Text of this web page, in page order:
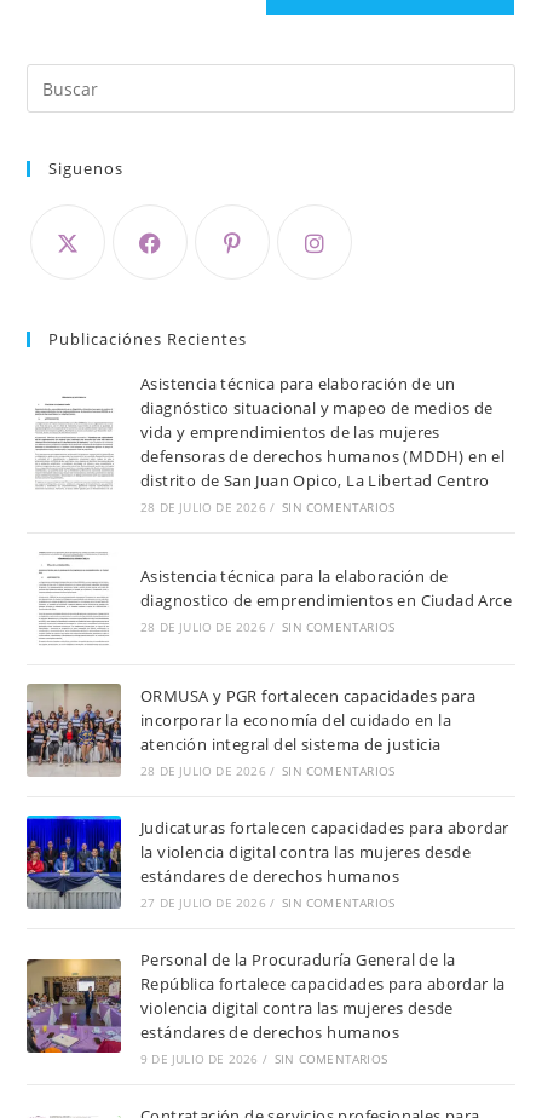
Siguenos
Publicaciónes Recientes
Asistencia técnica para elaboración de un
diagnóstico situacional y mapeo de medios de
vida y emprendimientos de las mujeres
defensoras de derechos humanos (MDDH) en el
distrito de San Juan Opico, La Libertad Centro
28 DE JULIO DE 2026 / SIN COMENTARIOS
Asistencia técnica para la elaboración de
diagnostico de emprendimientos en Ciudad Arce
28 DE JULIO DE 2026 / SIN COMENTARIOS
ORMUSA y PGR fortalecen capacidades para
incorporar la economía del cuidado en la
atención integral del sistema de justicia
28 DE JULIO DE 2026 / SIN COMENTARIOS
Judicaturas fortalecen capacidades para abordar
la violencia digital contra las mujeres desde
estándares de derechos humanos
27 DE JULIO DE 2026 / SIN COMENTARIOS
Personal de la Procuraduría General de la
República fortalece capacidades para abordar la
violencia digital contra las mujeres desde
estándares de derechos humanos
9 DE JULIO DE 2026 / SIN COMENTARIOS